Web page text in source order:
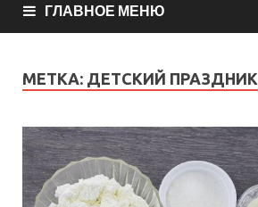
ГЛАВНОЕ МЕНЮ
МЕТКА: ДЕТСКИЙ ПРАЗДНИК